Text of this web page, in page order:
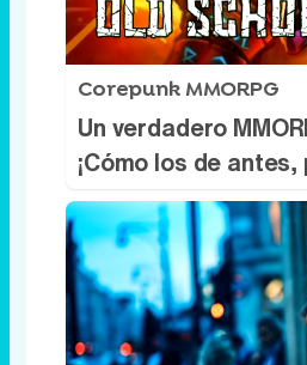
Corepunk MMORPG
Un verdadero
¡Cómo los de